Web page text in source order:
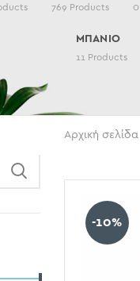
769 Products 0
ΜΠΑΝΙΟ
11 Products
Αρχική σελίδα
-10%